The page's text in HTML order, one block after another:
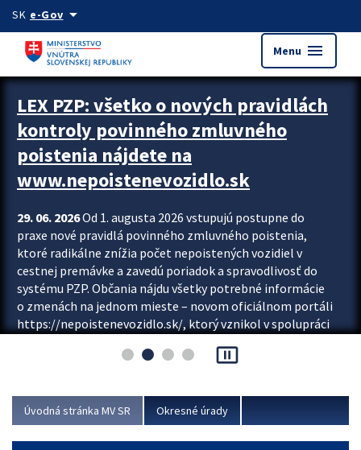
Preskocit na hlavný obsah
SK e-Govarrow_drop_down
Menu menu
Zastavit automatický posun upútavok
LEX PZP: všetko o nových pravidlách
kontroly povinného zmluvného
poistenia nájdete na
www.nepoistenevozidlo.sk
29. 06. 2026Od 1. augusta 2026 vstupujú postupne do
praxe nové pravidlá povinného zmluvného poistenia,
ktoré radikálne znížia počet nepoistených vozidiel v
cestnej premávke a zavedú poriadok a spravodlivosť do
systému PZP. Občania nájdu všetky potrebné informácie
o zmenách na jednom mieste – novom oficiálnom portáli
https://nepoistenevozidlo.sk/, ktorý vznikol v spolupráci
asociácie poisťovní (SLASPO) a Ministerstva vnútra SR.
Viac
pause_presentation
Úvodná stránka MV SR Okresné úrady